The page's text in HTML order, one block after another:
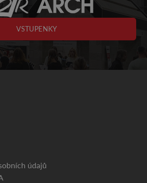
VSTUPENKY
údajů